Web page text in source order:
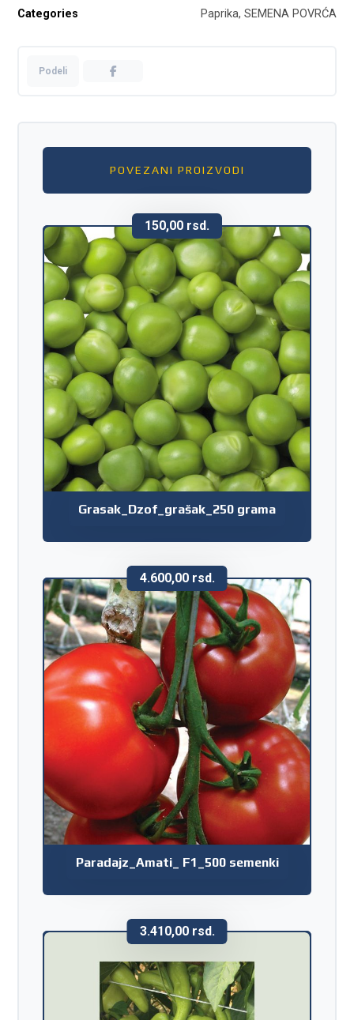
Categories Paprika, SEMENA POVRĆA
POVEZANI PROIZVODI
Grasak_Dzof_grašak_250 grama
150,00 rsd.
Paradajz_Amati_ F1_500 semenki
4.600,00 rsd.
3.410,00 rsd.